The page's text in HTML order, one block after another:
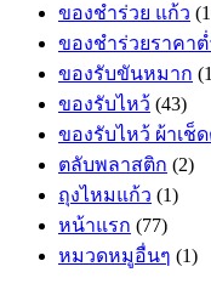
ของชำร่วย แก้ว
ของชำร่วยราคาต่
ของรับขันหมาก
ของรับไหว้ (43)
ของรับไหว้ ผ้าเช็
ตลับพลาสติก (2)
ถุงไหมแก้ว (1)
หน้าแรก (77)
หมวดหมูอื่นๆ (1)